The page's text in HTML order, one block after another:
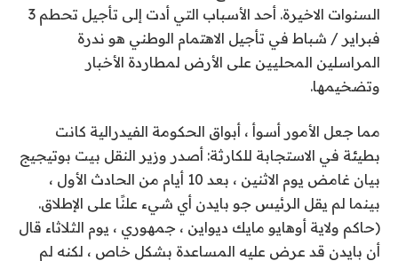
السنوات الاخيرة. أحد الأسباب التي أدت إلى تأجيل تحطم 3
فبراير / شباط في تأجيل الاهتمام الوطني هو ندرة
المراسلين المحليين على الأرض لمطاردة الأخبار
وتضخيمها.
مما جعل الأمور أسوأ ، أبواق الحكومة الفيدرالية كانت
بطيئة في الاستجابة للكارثة: أصدر وزير النقل بيت بوتيجيج
بيان غامض
يوم الاثنين ، بعد 10 أيام من الحادث الأول ،
بينما لم يقل الرئيس جو بايدن أي شيء علنًا على الإطلاق.
(حاكم ولاية أوهايو مايك ديواين ، جمهوري ، يوم الثلاثاء قال
أن بايدن قد عرض عليه المساعدة بشكل خاص ، لكنه لم